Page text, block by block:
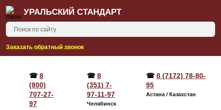
УРАЛЬСКИЙ СТАНДАРТ
Заказать обратный звонок
☎ 8
(800)
707-27-
97
☎ 8
(351) 7-
97-11-97
Челябинск
☎ 8 (7172) 78-80-
95
Астана / Казахстан